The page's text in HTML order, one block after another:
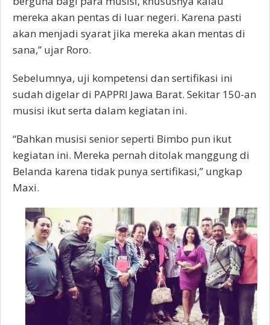
mereka akan pentas di luar negeri. Karena pasti
akan menjadi syarat jika mereka akan mentas di
sana,” ujar Roro.
Sebelumnya, uji kompetensi dan sertifikasi ini
sudah digelar di PAPPRI Jawa Barat. Sekitar 150-an
musisi ikut serta dalam kegiatan ini.
“Bahkan musisi senior seperti Bimbo pun ikut
kegiatan ini. Mereka pernah ditolak manggung di
Belanda karena tidak punya sertifikasi,” ungkap
Maxi.